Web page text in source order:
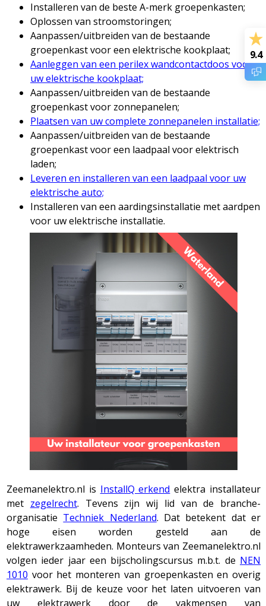
Installeren van de beste A-merk groepenkasten;
Oplossen van stroomstoringen;
Aanpassen/uitbreiden van de bestaande
groepenkast voor een elektrische kookplaat;
Aanleggen van een perilex wandcontactdoos voor
uw elektrische kookplaat;
Aanpassen/uitbreiden van de bestaande
groepenkast voor zonnepanelen;
Plaatsen van uw complete zonnepanelen installatie;
Aanpassen/uitbreiden van de bestaande
groepenkast voor een laadpaal voor elektrisch
laden;
Leveren en installeren van een laadpaal voor uw
elektrische auto;
Installeren van een aardingsinstallatie met aardpen
voor uw elektrische installatie.
Zeemanelektro.nl is InstallQ erkend elektra installateur
met zegelrecht. Tevens zijn wij lid van de branche-
organisatie Techniek Nederland. Dat betekent dat er
hoge eisen worden gesteld aan de
elektrawerkzaamheden. Monteurs van Zeemanelektro.nl
volgen ieder jaar een bijscholingscursus m.b.t. de NEN
1010 voor het monteren van groepenkasten en overig
elektrawerk. Bij de keuze voor het laten uitvoeren van
uw elektrawerk door de vakmensen van
9.4